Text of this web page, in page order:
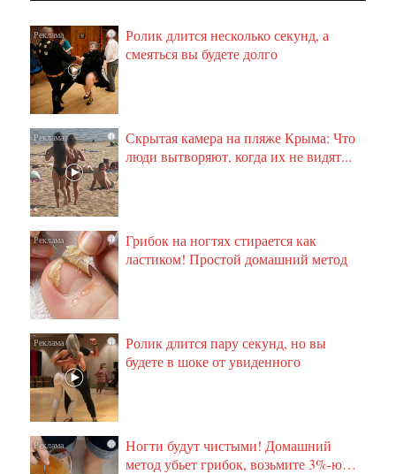
i
Ролик длится несколько секунд, а
смеяться вы будете долго
i
Скрытая камера на пляже Крыма: Что
люди вытворяют, когда их не видят...
i
Грибок на ногтях стирается как
ластиком! Простой домашний метод
i
Ролик длится пару секунд, но вы
будете в шоке от увиденного
i
Ногти будут чистыми! Домашний
метод убьет грибок, возьмите 3%-ю…